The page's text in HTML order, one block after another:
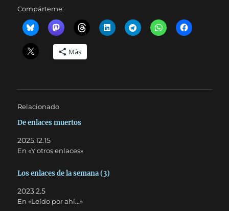
Compárteme:
Más
Relacionado
De enlaces muertos
2025.12.15
En «Y otros enlaces»
Los enlaces de la semana (3)
2023.2.5
En «Leído por ahí...»